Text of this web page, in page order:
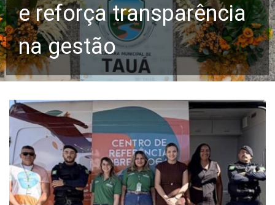
e reforça transparência
na gestão